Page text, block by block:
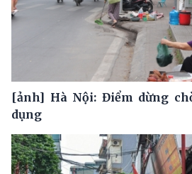
[ảnh] Hà Nội: Điểm dừng
dụng